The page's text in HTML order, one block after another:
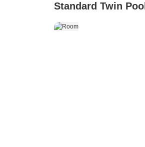
Standard Twin